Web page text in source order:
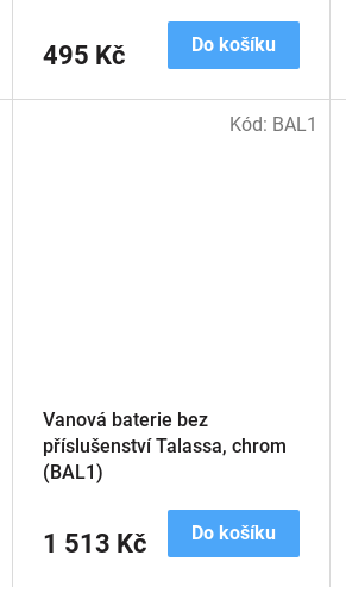
495 Kč Do košíku
Vanová baterie bez
příslušenství Talassa, chrom
(BAL1)
1 513 Kč Do košíku
Kód: BAL1